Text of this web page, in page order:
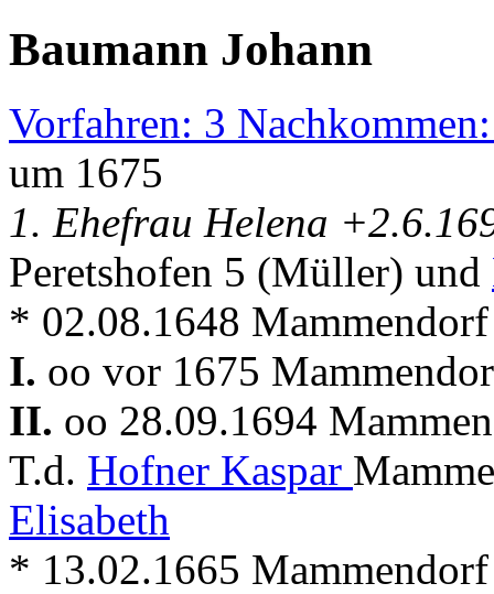
Baumann Johann
Vorfahren: 3
um 1675
1. Ehefrau Helena
Peretshofen 5 (Müller) und
* 02.08.1648
I. oo vor 1675
II. oo 28.09.1694
T.d. Hofner Kaspar
Elisabeth
* 13.02.1665